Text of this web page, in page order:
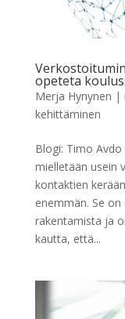
opeteta
Merja Hynynen |
kehittäminen
Blogi: Timo
mielletään usein
kontaktien
enemmän. Se
rakentamista ja
kautta, että...